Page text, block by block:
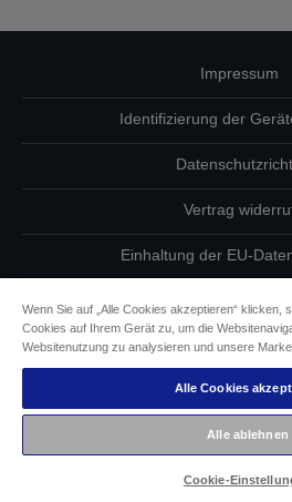
Impressum
Identifizierung der
Vertrag
Einhaltung der EU-
Informationen zu
Epson Engagement für
Copyright © 2026
Wenn Sie auf „Alle Cookies akzeptieren“ klicken,
Cookies auf Ihrem Gerät zu, um die
Websitenutzung zu analysieren und unsere
Alle Cookies
Alle ablehnen
Cookie-